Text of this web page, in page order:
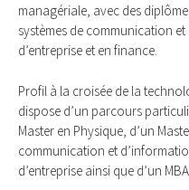
managériale, avec des
systèmes de communication
d’entreprise et en finance.
Profil à la croisée de la
dispose d’un parcours
Master en Physique, d’un
communication et
d’entreprise ainsi que d’un